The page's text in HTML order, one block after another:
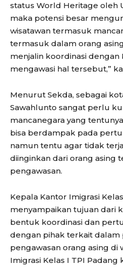
status World Heritage oleh
maka potensi besar
wisatawan termasuk
termasuk dalam orang
menjalin koordinasi
mengawasi hal tersebut,”
Menurut Sekda, sebagai
Sawahlunto sangat perlu
mancanegara yang
bisa berdampak pada
namun tentu agar tidak
diinginkan dari orang asing
pengawasan.
Kepala Kantor Imigrasi
menyampaikan tujuan dari
bentuk koordinasi dan
dengan pihak terkait dalam
pengawasan orang asing di
Imigrasi Kelas I TPI Padang